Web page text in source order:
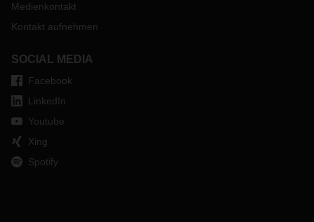
Medienkontakt
Kontakt aufnehmen
SOCIAL MEDIA
Facebook
LinkedIn
Youtube
Xing
Spotify